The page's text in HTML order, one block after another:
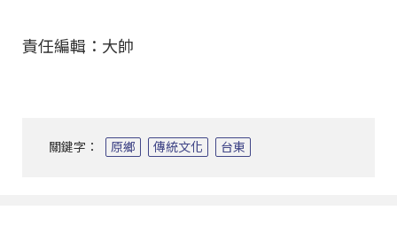
責任編輯：大帥
關鍵字： 原鄉 傳統文化 台東